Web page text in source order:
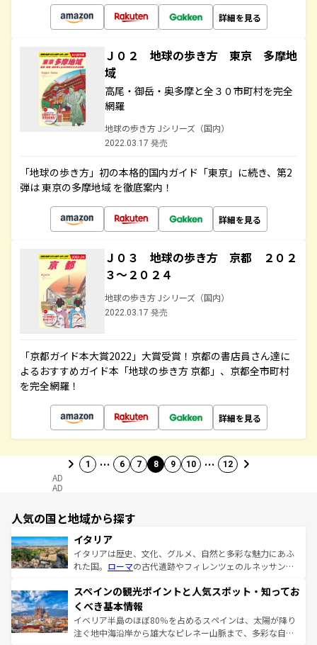
詳細を見る
Ｊ０２ 地球の歩き方 東京 多摩地
域
高尾・御岳・奥多摩と全３０市町村を完全
網羅
地球の歩き方 Jシリーズ（国内）
2022.03.17 発売
「地球の歩き方」初の本格的国内ガイド「東京」に続き、第2
弾は 東京の多摩地域 を徹底案内！
詳細を見る
Ｊ０３ 地球の歩き方 京都 ２０２
３～２０２４
地球の歩き方 Jシリーズ（国内）
2022.03.17 発売
「京都ガイド本大賞2022」大賞受賞！京都の書店員さん達に
よるおすすめガイド本「地球の歩き方 京都」、京都全市町村
を完全網羅！
詳細を見る
1 … 6 7 8 9 10 … 12
AD
AD
人気の国と地域から探す
イタリア
イタリアは歴史、文化、グルメ、自然と多彩な魅力にあふ
れた国。 ローマの古代遺跡やフィレンツェのルネッサンス
ろん、トスカーナの美しい田園風景やアマルフィ海岸の絶
景など、自然景観も見逃せない。観光の合間には、本場の
ピザやパスタなど、絶品のイタリア料理を堪能することも
できる。朝目覚めてから夜眠るまで、すべての瞬間を楽し
スペインの観光ポイントと人気スポット・知ってお
くべき基本情報
イベリア半島のほぼ80％を占めるスペインは、太陽が降り
注ぐ地中海沿岸から雄大なピレネー山脈まで、多彩な自然